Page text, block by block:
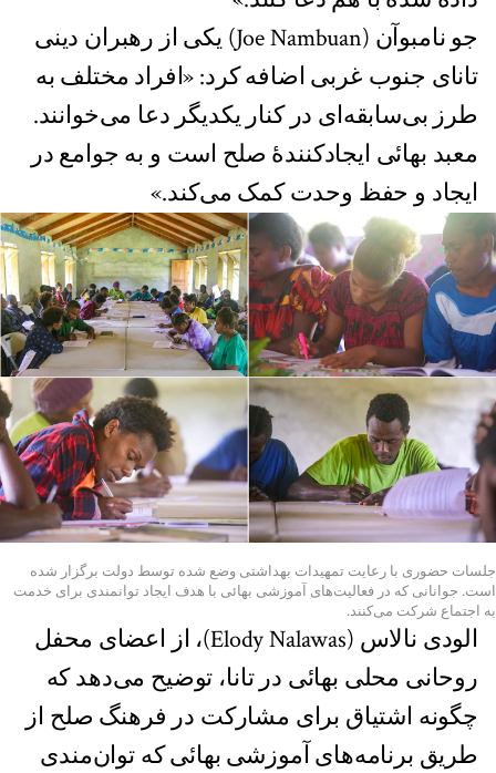
جو نامبوآن (Joe Nambuan) یکی از رهبران دینی
تانای جنوب غربی اضافه کرد: «افراد مختلف به
طرز بی‌سابقه‌ای در کنار یکدیگر دعا می‌خوانند.
معبد بهائی ایجادکنندهٔ صلح است و به جوامع در
ایجاد و حفظ وحدت کمک می‌کند.»
جلسات حضوری با رعایت تمهیدات بهداشتی وضع شده توسط دولت برگزار شده
است. جوانانی که در فعالیت‌های آموزشی بهائی با هدف ایجاد توانمندی برای خدمت
به اجتماع شرکت می‌کنند.
الودی نالاس (Elody Nalawas)، از اعضای محفل
روحانی محلی بهائی در تانا، توضیح می‌دهد که
چگونه اشتیاق برای مشارکت در فرهنگ صلح از
طریق برنامه‌های آموزشی بهائی که توان‌مندی